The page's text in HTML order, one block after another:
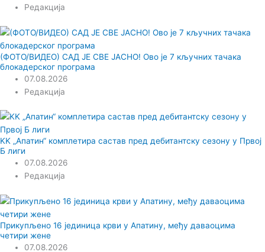
Редакција
(ФОТО/ВИДЕО) САД ЈЕ СВЕ ЈАСНО! Ово је 7 кључних тачака
блокадерског програма
07.08.2026
Редакција
KK „Апатин“ комплетира састав пред дебитантску сезону у Првој
Б лиги
07.08.2026
Редакција
Прикупљено 16 јединица крви у Апатину, међу даваоцима
четири жене
07.08.2026